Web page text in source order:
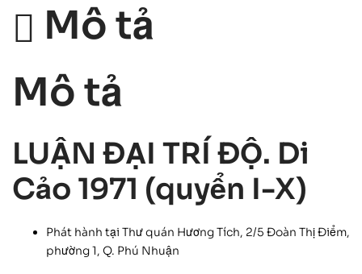
Mô tả
Mô tả
LUẬN ĐẠI TRÍ ĐỘ. Di
Cảo 1971 (quyển I-X)
Phát hành tại Thư quán Hương Tích, 2/5 Đoàn Thị Điểm,
phường 1, Q. Phú Nhuận